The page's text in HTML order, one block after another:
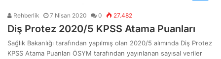
Rehberlik 7 Nisan 2020 0 27.482
Diş Protez 2020/5 KPSS Atama Puanları
Sağlık Bakanlığı tarafından yapılmış olan 2020/5 alımında Diş Protez
KPSS Atama Puanları ÖSYM tarafından yayınlanan sayısal veriler